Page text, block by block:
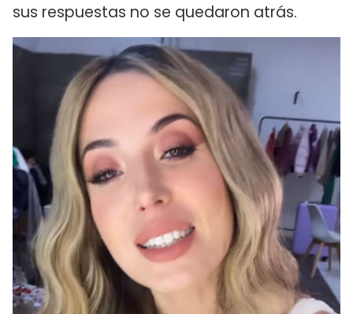
sus respuestas no se quedaron atrás.